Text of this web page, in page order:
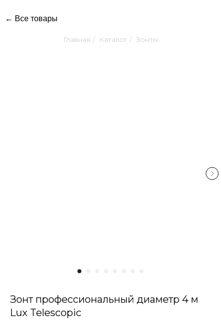
← Все товары
Главная / Каталог / Зонты
Зонт профессиональный диаметр 4 м
Lux Telescopic